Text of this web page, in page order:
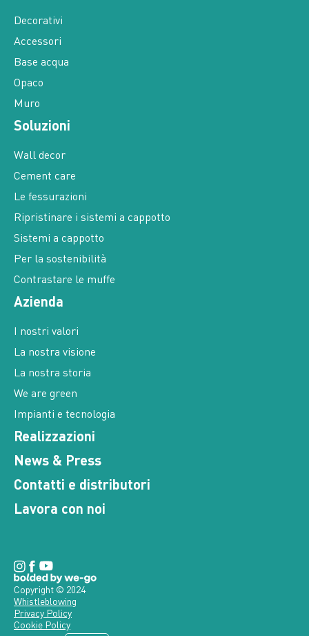
Decorativi
Accessori
Base acqua
Opaco
Muro
Soluzioni
Wall decor
Cement care
Le fessurazioni
Ripristinare i sistemi a cappotto
Sistemi a cappotto
Per la sostenibilità
Contrastare le muffe
Azienda
I nostri valori
La nostra visione
La nostra storia
We are green
Impianti e tecnologia
Realizzazioni
News & Press
Contatti e distributori
Lavora con noi
Copyright © 2024
Whistleblowing
Privacy Policy
Cookie Policy